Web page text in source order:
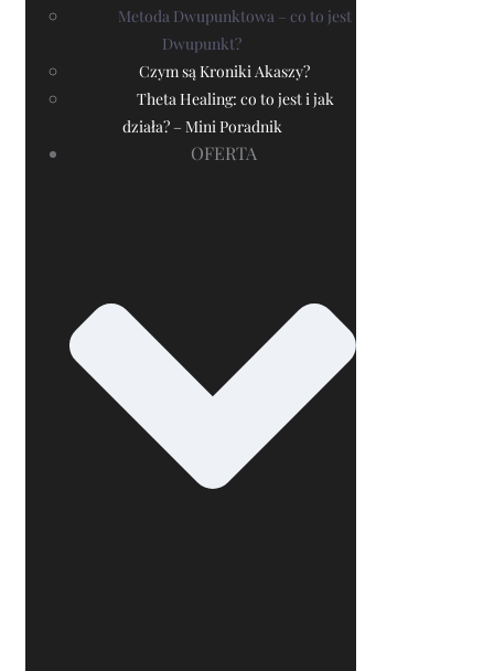
Metoda Dwupunktowa – co to jest
Dwupunkt?
Czym są Kroniki Akaszy?
Theta Healing: co to jest i jak
działa? – Mini Poradnik
OFERTA